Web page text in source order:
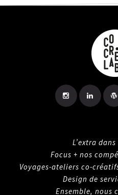
L’extra
Focus + nos
Voyages-ateliers co-
Design de
Ensemble, nous